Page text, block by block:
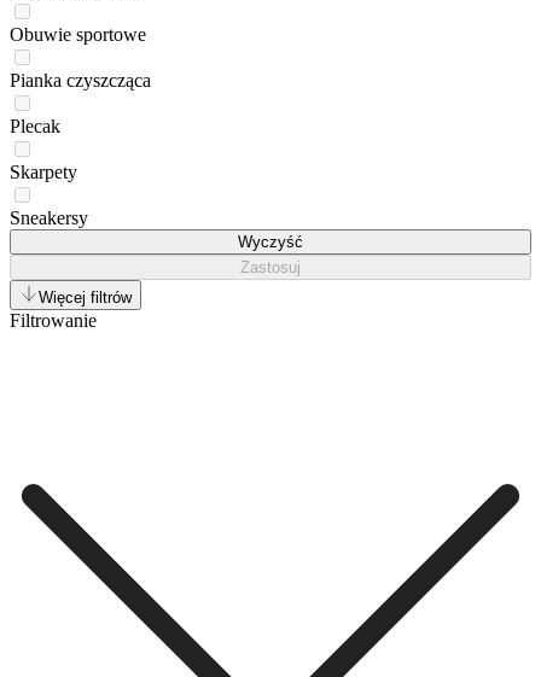
Obuwie sportowe
Pianka czyszcząca
Plecak
Skarpety
Sneakersy
Wyczyść
Zastosuj
Więcej filtrów
Filtrowanie